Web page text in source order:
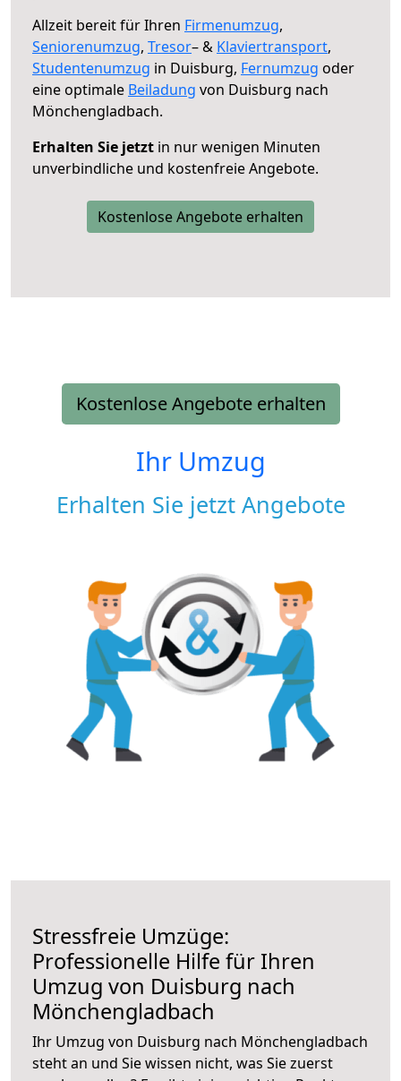
Allzeit bereit für Ihren Firmenumzug,
Seniorenumzug, Tresor– & Klaviertransport,
Studentenumzug in Duisburg, Fernumzug oder
eine optimale Beiladung von Duisburg nach
Mönchengladbach.
Erhalten Sie jetzt in nur wenigen Minuten
unverbindliche und kostenfreie Angebote.
Kostenlose Angebote erhalten
Kostenlose Angebote erhalten
Ihr Umzug
Erhalten Sie jetzt Angebote
Stressfreie Umzüge:
Professionelle Hilfe für Ihren
Umzug von Duisburg nach
Mönchengladbach
Ihr Umzug von Duisburg nach Mönchengladbach
steht an und Sie wissen nicht, was Sie zuerst